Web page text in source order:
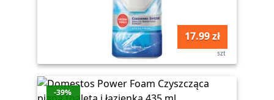
17.99 zł
szt
-39%